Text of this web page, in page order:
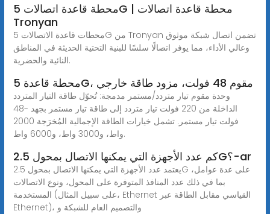
محطة قاعدة اتصالات 5G | محطة قاعدة اتصالات
Tronyan
محطات قاعدة الاتصالات 5G من Tronyan تضمن اتصال شبكة موثوق
وعالي الأداء، مما يوفر اتصالًا سلسًا للبنية التحتية الحديثة في المناطق
النائية والحضرية.
محطة قاعدة 5G، مقوم 48 فولت، مزود طاقة خارجي
وحدة مقوم تيار متردد/مستمر مدمجة: تُحوّل طاقة التيار المتردد
الداخلة من 220 فولت تيار متردد إلى طاقة تيار مستمر بجهد -48
فولت تيار مستمر. تشمل خيارات الطاقة الإجمالية المُخرَجة 2000
واط، و3000 واط، و6000 واط.
كم عدد الأجهزة التي يمكنها الاتصال بمحول 2.5G؟-ar
يعتمد عدد الأجهزة التي يمكنها الاتصال بمحول 2.5G على عدة عوامل،
بما في ذلك عدد المنافذ المتوفرة على المحول، ونوع الاتصالات
المستخدمة (على سبيل المثال، Ethernet القياسي مقابل الطاقة عبر
Ethernet)، والتصميم العام للشبكة و